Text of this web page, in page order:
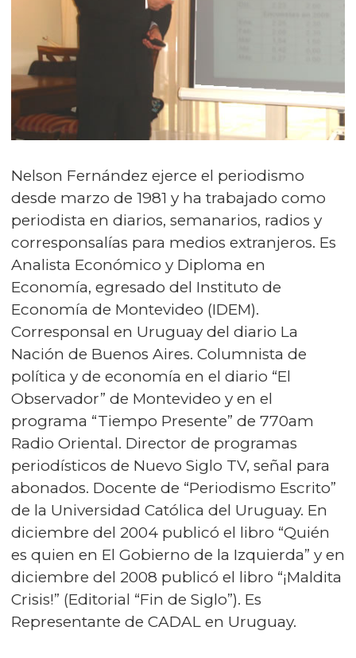
Nelson Fernández ejerce el periodismo
desde marzo de 1981 y ha trabajado como
periodista en diarios, semanarios, radios y
corresponsalías para medios extranjeros. Es
Analista Económico y Diploma en
Economía, egresado del Instituto de
Economía de Montevideo (IDEM).
Corresponsal en Uruguay del diario La
Nación de Buenos Aires. Columnista de
política y de economía en el diario “El
Observador” de Montevideo y en el
programa “Tiempo Presente” de 770am
Radio Oriental. Director de programas
periodísticos de Nuevo Siglo TV, señal para
abonados. Docente de “Periodismo Escrito”
de la Universidad Católica del Uruguay. En
diciembre del 2004 publicó el libro “Quién
es quien en El Gobierno de la Izquierda” y en
diciembre del 2008 publicó el libro “¡Maldita
Crisis!” (Editorial “Fin de Siglo”). Es
Representante de CADAL en Uruguay.